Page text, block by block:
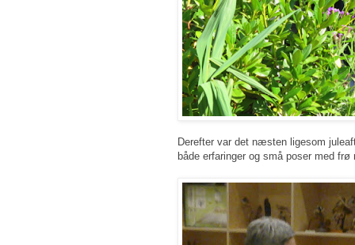
Derefter var det næsten ligesom
både erfaringer og små poser med